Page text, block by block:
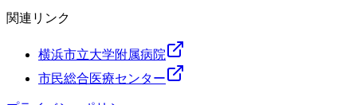
関連リンク
横浜市立大学附属病院
市民総合医療センター